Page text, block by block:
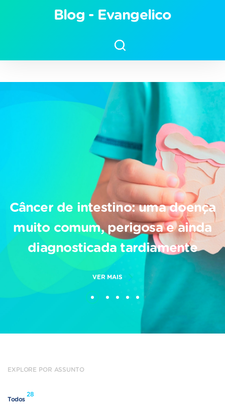
Arquivos Leucemia Mieloide
Aguda - Blog - Hospital
Blog - Evangelico
Câncer de intestino: uma doença
muito comum, perigosa e ainda
diagnosticada tardiamente
VER MAIS
EXPLORE POR ASSUNTO
Todos
28